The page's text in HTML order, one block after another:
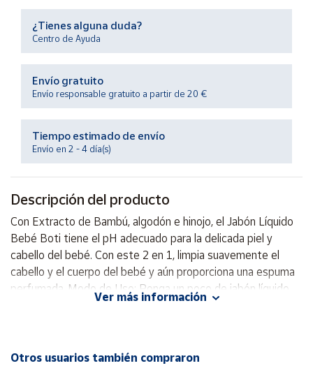
Productos
Solidarios
Ayuda
Centro
Contacto
Vendedores
Mapa de
vendedores
Hazte
vendedor
Área
¿Tienes alguna duda?
Centro de Ayuda
Envío gratuito
Envío responsable gratuito a partir de 20 €
Tiempo estimado de envío
Envío en 2 - 4 día(s)
Descripción del producto
Con Extracto de Bambú, algodón e hinojo, el Jabón Líquido
Bebé Boti tiene el pH adecuado para la delicada piel y
cabello del bebé. Con este 2 en 1, limpia suavemente el
cabello y el cuerpo del bebé y aún proporciona una espuma
perfumada..Modo de Uso: Ponga un poco de jabón líquido
en sus manos y extiéndalo por el cuerpo y cabello del bebé
Ver más información
Otros usuarios también compraron